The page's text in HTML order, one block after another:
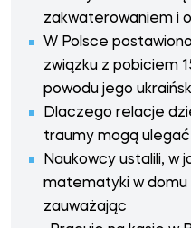
zakwaterowaniem i
W Polsce
związku z pobiciem
powodu jego
Dlaczego relacje
traumy mogą
Naukowcy ustalili, w
matematyki w
zauważając